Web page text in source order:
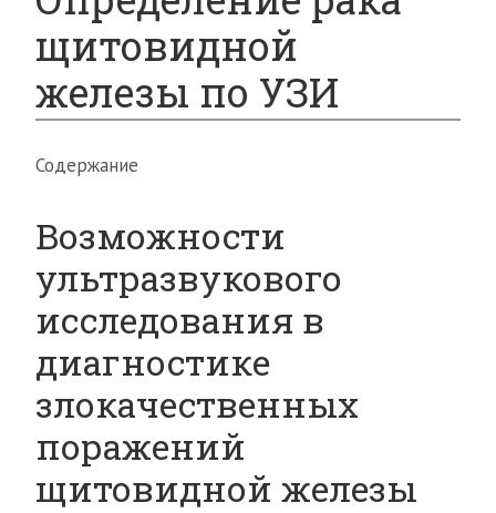
щитовидной
железы по УЗИ
Содержание
Возможности
ультразвукового
исследования в
диагностике
злокачественных
поражений
щитовидной железы